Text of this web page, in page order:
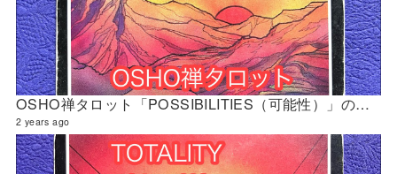
OSHO禅タロット「POSSIBILITIES（可能性）」の解説 2024年4月の門鑑定（財門）
2 years ago